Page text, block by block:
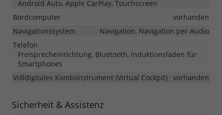
Android Auto, Apple CarPlay, Touchscreen
Bordcomputer
vorhanden
Navigationssystem
Navigation, Navigation per Audio
Telefon
Freisprecheinrichtung, Bluetooth, Induktionsladen für
Smartphones
Volldigitales Kombiinstrument (Virtual Cockpit) vorhanden
Sicherheit & Assistenz